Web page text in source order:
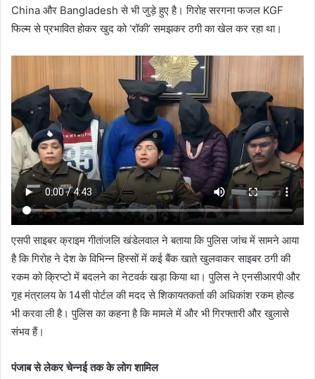
China और Bangladesh से भी जुड़े हुए है। गिरोह सरगना फजल KGF
फिल्म से प्रभावित होकर खुद को ‘रॉकी’ समझकर ठगी का खेल कर रहा था।
एसपी साइबर क्राइम गीतांजलि खंडेलवाल ने बताया कि पुलिस जांच में सामने आया
है कि गिरोह ने देश के विभिन्न हिस्सों में कई बैंक खाते खुलवाकर साइबर ठगी की
रकम को क्रिप्टो में बदलने का नेटवर्क खड़ा किया था। पुलिस ने एनसीआरपी और
गृह मंत्रालय के 14सी पोर्टल की मदद से शिकायतकर्ता की अधिकांश रकम होल्ड
भी करवा ली है। पुलिस का कहना है कि मामले में और भी गिरफ्तारी और खुलासे
संभव हैं।
पंजाब से लेकर चेन्नई तक के लोग शामिल